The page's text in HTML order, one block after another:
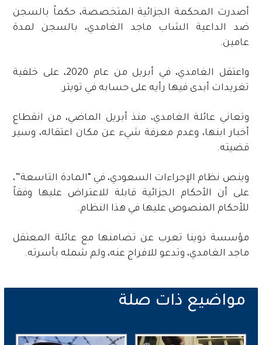
أصدرت المحكمة الجزائية المتخصصة، حكماً بالسجن
ضد الداعية الشاب ماجد الغامدي، بالسجن لمدة
عامين.
واعتقل الغامدي، في أبريل من عام 2020، على خلفية
تغريدات أبدى فيها رأيه على حسابه في تويتر.
وتعاني عائلة الغامدي، منذ أبريل الماضي، من انقطاع
أخبار ابنها، وعدم معرفة شيء عن مكان اعتقاله، وسير
قضيته.
وينص نظام الإجراءات السعودي، في “المادة التاسعة”،
على أن الأحكام الجزائية قابلة للاعتراض عليها وفقاً
للأحكام المنصوص عليها في هذا النظام.
مؤسسة ذوينا تعرب عن تضامنها مع عائلة المعتقل
ماجد الغامدي، وتدعو للافراج عنه، ولم شمله بأسرته.